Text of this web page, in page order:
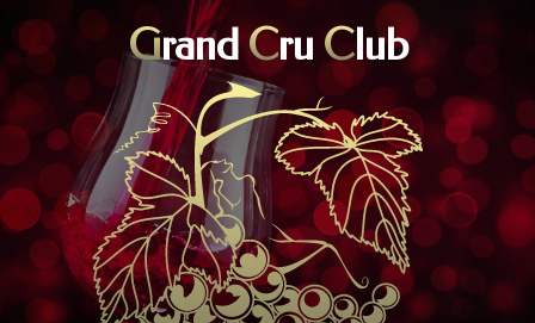
GrandCru Club